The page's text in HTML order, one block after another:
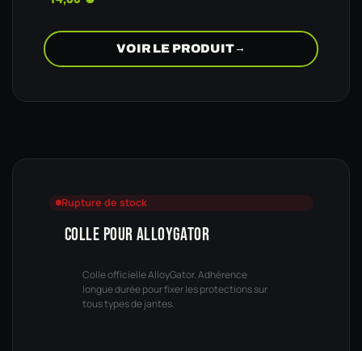
VOIR LE PRODUIT→
Rupture de stock
COLLE POUR ALLOYGATOR
Colle officielle AlloyGator. Adhérence
longue durée pour fixer les protections sur
tous types de jantes.